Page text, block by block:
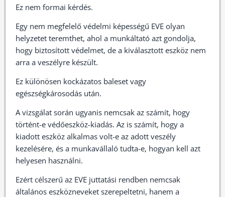
Ez nem formai kérdés.
Egy nem megfelelő védelmi képességű EVE olyan
helyzetet teremthet, ahol a munkáltató azt gondolja,
hogy biztosított védelmet, de a kiválasztott eszköz nem
arra a veszélyre készült.
Ez különösen kockázatos baleset vagy
egészségkárosodás után.
A vizsgálat során ugyanis nemcsak az számít, hogy
történt-e védőeszköz-kiadás. Az is számít, hogy a
kiadott eszköz alkalmas volt-e az adott veszély
kezelésére, és a munkavállaló tudta-e, hogyan kell azt
helyesen használni.
Ezért célszerű az EVE juttatási rendben nemcsak
általános eszközneveket szerepeltetni, hanem a